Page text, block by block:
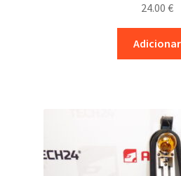
24.00 €
Adicionar